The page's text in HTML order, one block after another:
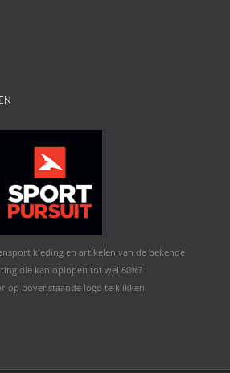
kleding en artikelen van de bekende
die kan oplopen tot wel 60%?
op bovenstaande logo te klikken.